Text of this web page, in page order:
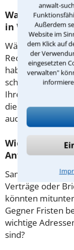
anwalt-
Außerdem
Website im
dem Klick auf
der
eingesetzten
verwalten"
Was passiert
in Wuppertal?
Während des
Rechtsanwalt für
haben Sie die
schildern,
Ihrem Fall und
diesem Termin
auch die weitere
Wie sollten sie
Anwalt
Sammeln Sie im
Verträge oder
könnten
Gegner Fristen
wichtige
sind?